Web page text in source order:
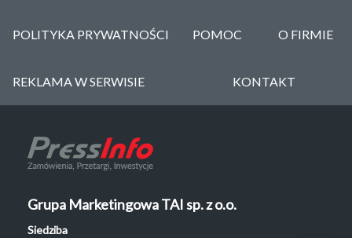
POLITYKA PRYWATNOŚCI POMOC O FIRMIE
REKLAMA W SERWISIE KONTAKT
Grupa Marketingowa TAI sp. z o.o.
Siedziba